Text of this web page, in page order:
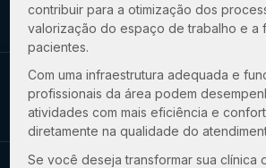
contribuir para a otimização dos
valorização do espaço de trabalho e a
pacientes.
Com uma infraestrutura adequada e
profissionais da área podem
atividades com mais eficiência e
diretamente na qualidade do
Se você deseja transformar sua clínica